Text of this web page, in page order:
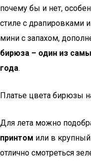
почему бы и нет,
стиле с драпировками
мини с запахом,
бирюза – один из
года.
Платье цвета бирюзы
Для лета можно
принтом или в
отлично смотреться